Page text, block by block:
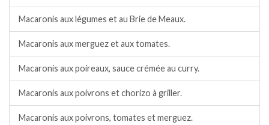
Macaronis aux légumes et au Brie de Meaux.
Macaronis aux merguez et aux tomates.
Macaronis aux poireaux, sauce crémée au curry.
Macaronis aux poivrons et chorizo à griller.
Macaronis aux poivrons, tomates et merguez.